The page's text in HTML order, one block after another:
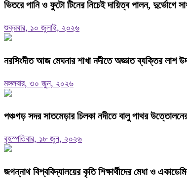
ভিতরে পানি ও ফুটো টিনের নিচেই দায়িত্ব পালন, দুর্ভোগে
শুক্রবার, ১০ জুলাই, ২০২৬
নরসিংদীত আজ মেঘনার শাখা নদীতে অজ্ঞাত ব্যক্তির লাশ
মঙ্গলবার, ৩০ জুন, ২০২৬
পঞ্চগড় সদর সাতমেড়ার চিলকা নদীতে বালু পাথর
বৃহস্পতিবার, ১৮ জুন, ২০২৬
জগন্নাথ বিশ্ববিদ্যালয়ের কৃতি শিক্ষার্থীদের মেধা ও